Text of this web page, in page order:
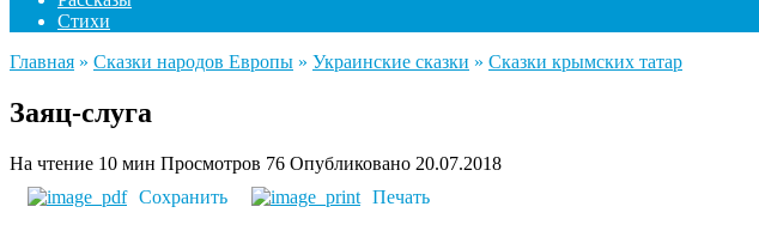
Стихи
Главная » Сказки народов Европы » Украинские сказки » Сказки крымских татар
Заяц-слуга
На чтение 10 мин Просмотров 76 Опубликовано 20.07.2018
Сохранить
Печать